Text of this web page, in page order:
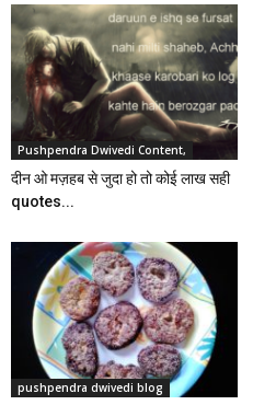
Pushpendra Dwivedi Content,
दीन ओ मज़हब से जुदा हो तो कोई लाख सही
quotes...
pushpendra dwivedi blog